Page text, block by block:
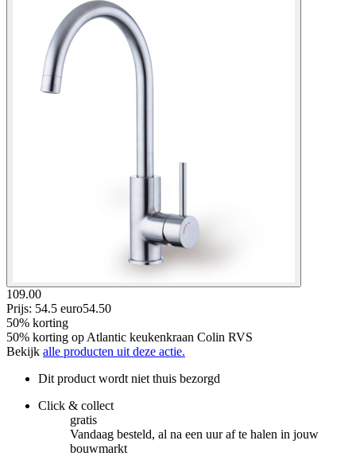
109.00
Prijs: 54.5 euro54.50
50% korting
50% korting op Atlantic keukenkraan Colin RVS
Bekijk alle producten uit deze actie.
Dit product wordt niet thuis bezorgd
Click & collect
gratis
Vandaag besteld, al na een uur af te halen in jouw
bouwmarkt